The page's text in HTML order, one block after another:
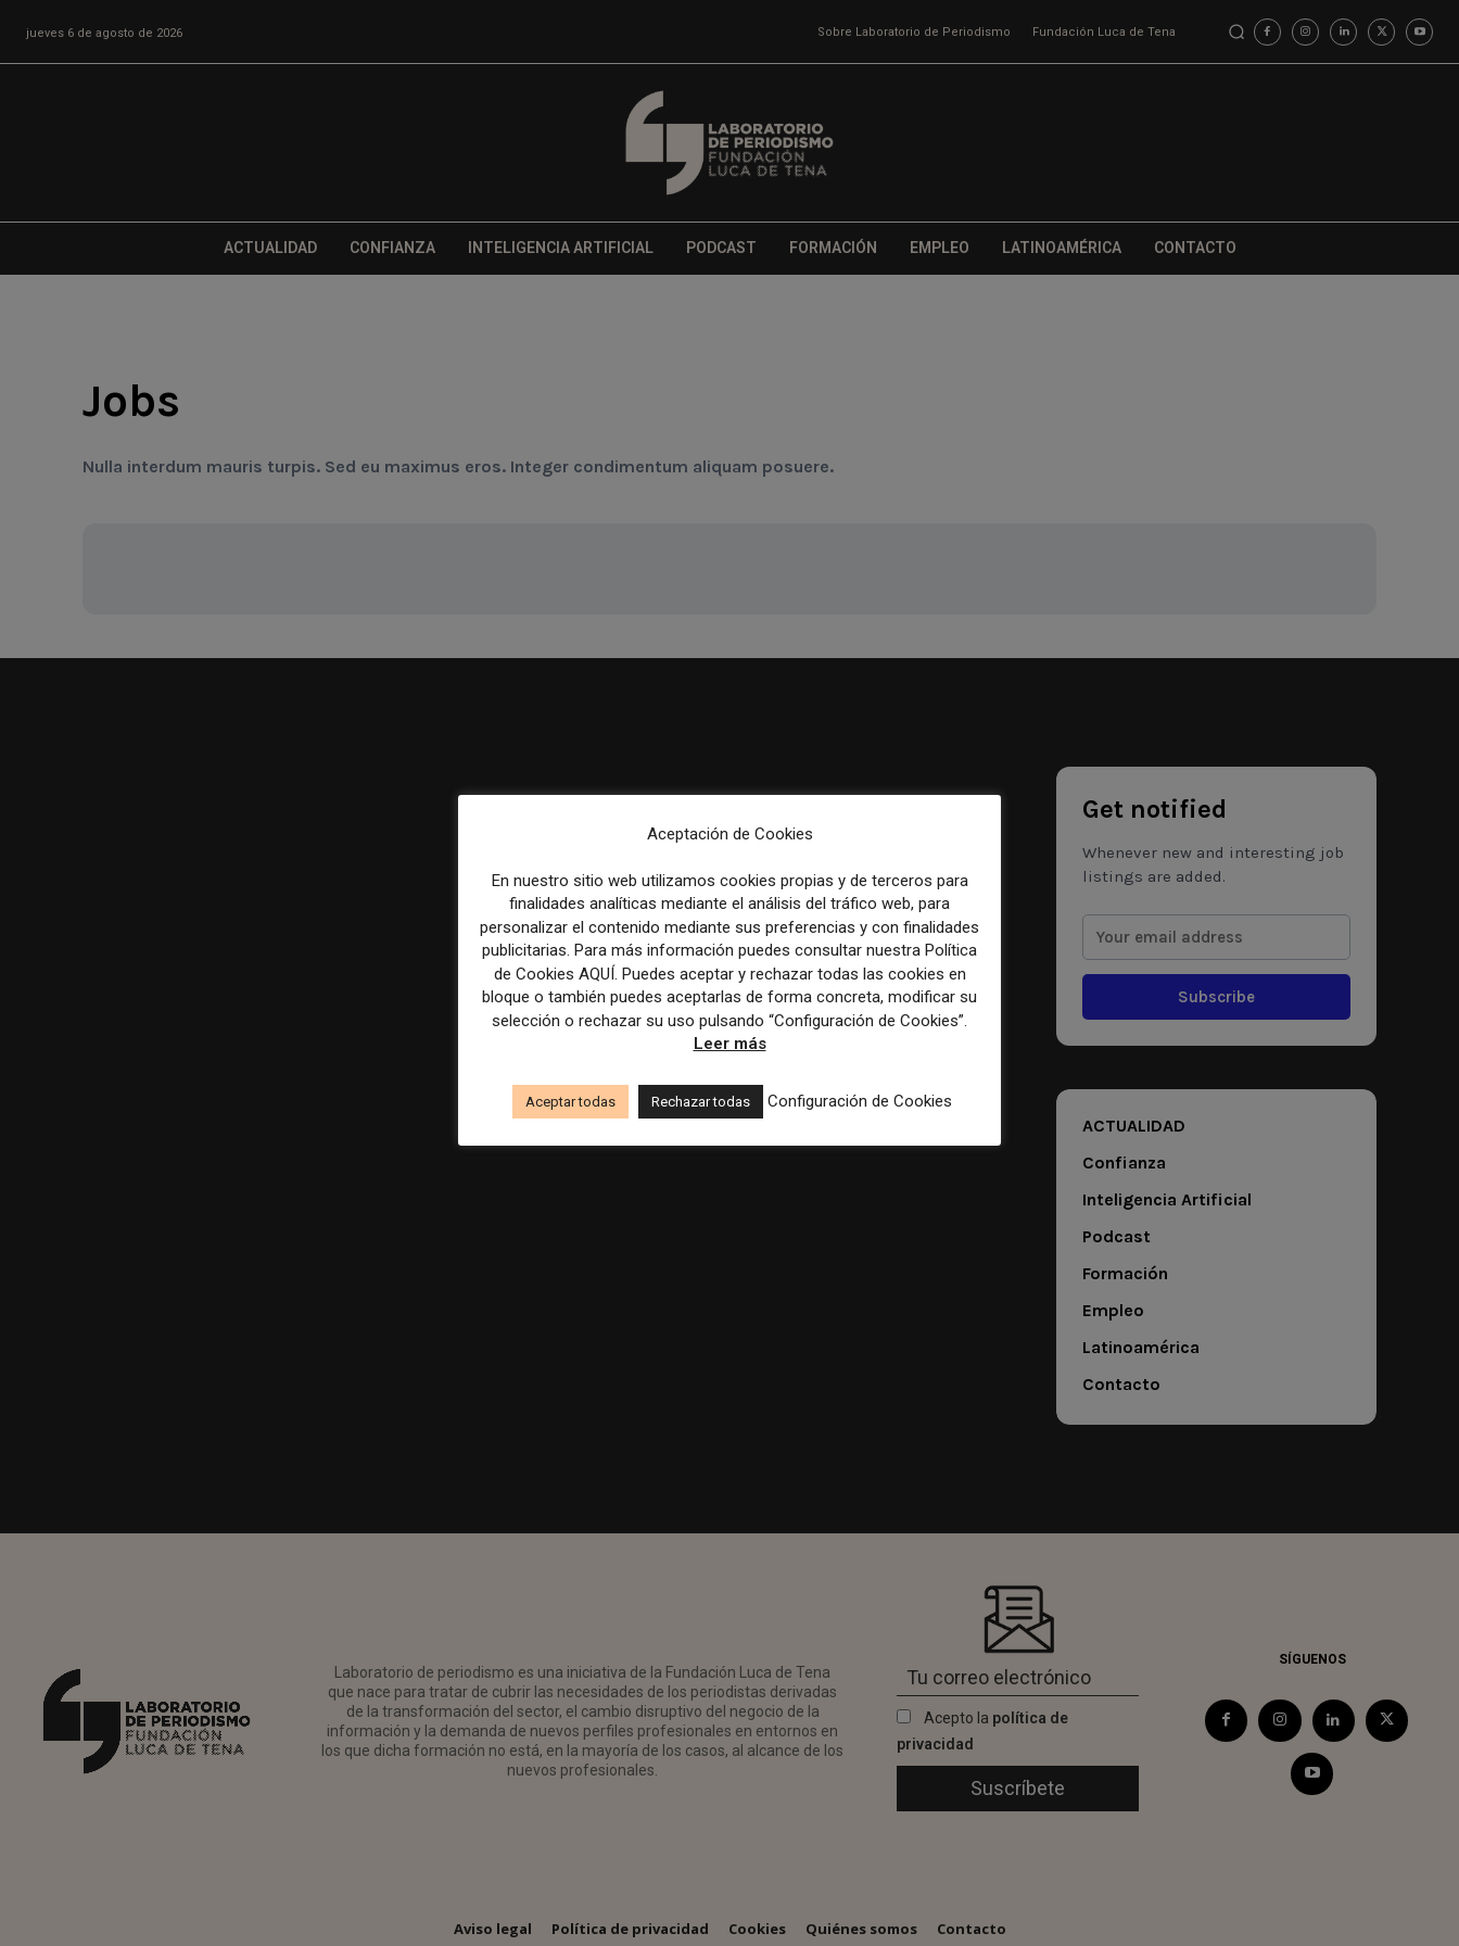
jueves 6 de agosto de 2026 Sobre Laboratorio de Periodismo Fundación Luca de Tena
ACTUALIDAD CONFIANZA INTELIGENCIA ARTIFICIAL PODCAST FORMACIÓN EMPLEO LATINOAMÉRICA CONTACTO
Jobs
Nulla interdum mauris turpis. Sed eu maximus eros. Integer condimentum aliquam posuere.
Get notified
Whenever new and interesting job
listings are added.
Subscribe
ACTUALIDAD
Confianza
Inteligencia Artificial
Podcast
Formación
Empleo
Latinoamérica
Contacto
Laboratorio de periodismo es una iniciativa de la Fundación Luca de Tena
que nace para tratar de cubrir las necesidades de los periodistas derivadas
de la transformación del sector, el cambio disruptivo del negocio de la
información y la demanda de nuevos perfiles profesionales en entornos en
los que dicha formación no está, en la mayoría de los casos, al alcance de los
nuevos profesionales.
Acepto la política de
privacidad
SÍGUENOS
Aviso legal Política de privacidad Cookies Quiénes somos Contacto
Aceptación de Cookies
En nuestro sitio web utilizamos cookies propias y de terceros para
finalidades analíticas mediante el análisis del tráfico web, para
personalizar el contenido mediante sus preferencias y con finalidades
publicitarias. Para más información puedes consultar nuestra Política
de Cookies AQUÍ. Puedes aceptar y rechazar todas las cookies en
bloque o también puedes aceptarlas de forma concreta, modificar su
selección o rechazar su uso pulsando “Configuración de Cookies”.
Leer más
Aceptar todas Rechazar todas Configuración de Cookies